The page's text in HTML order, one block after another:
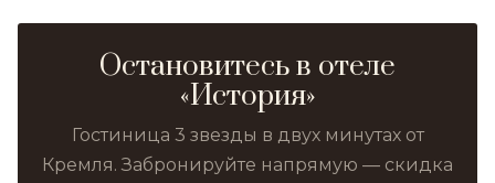
Остановитесь в отеле
«История»
Гостиница 3 звезды в двух минутах от
Кремля. Забронируйте напрямую — скидка